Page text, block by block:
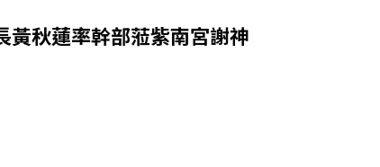
黃秋蓮率幹部蒞紫南宮謝神